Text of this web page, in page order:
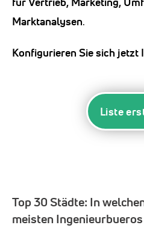
Marktanalysen.
Konfigurieren Sie sich jetzt
Liste
Top 30 Städte: In
meisten